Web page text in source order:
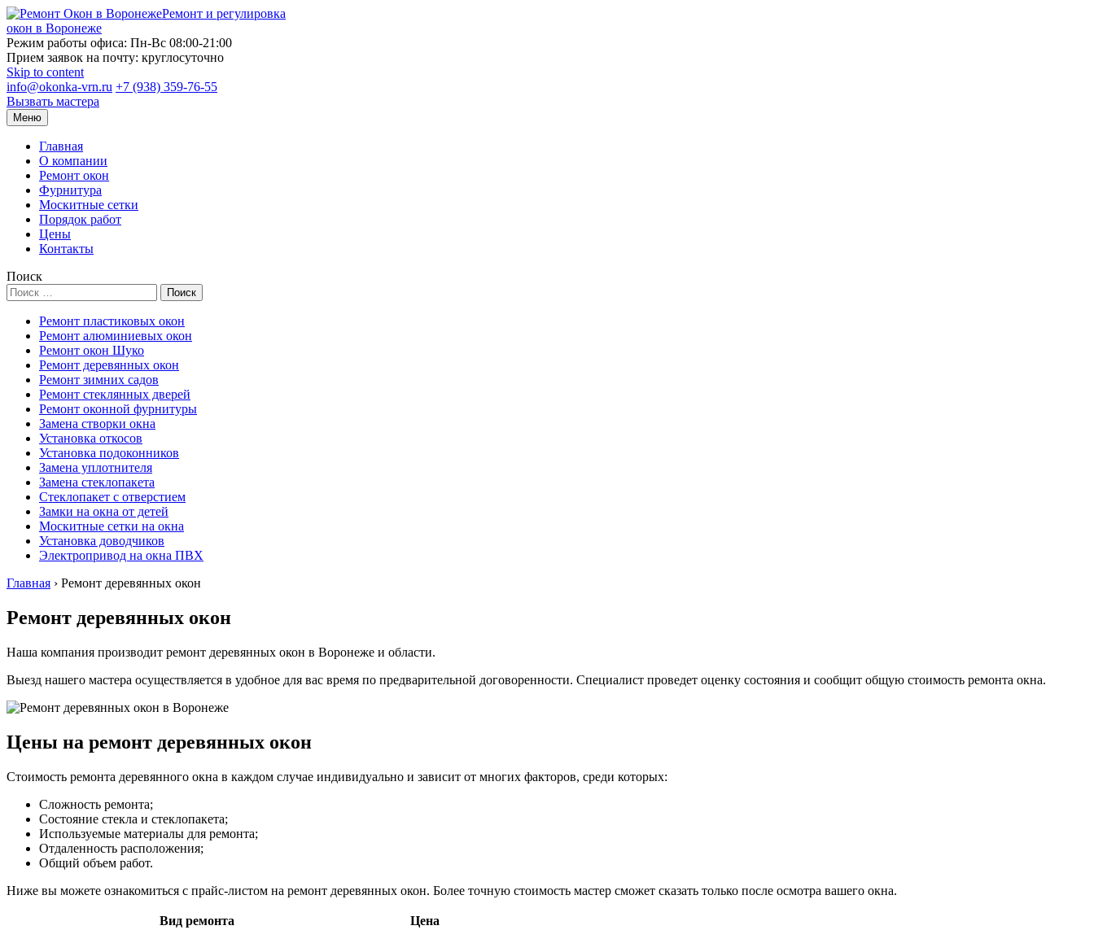
Ремонт и регулировка
окон в Воронеже
Режим работы офиса: Пн-Вс 08:00-21:00
Прием заявок на почту: круглосуточно
Skip to content
info@okonka-vrn.ru +7 (938) 359-76-55
Вызвать мастера
Меню
Главная
О компании
Ремонт окон
Фурнитура
Москитные сетки
Порядок работ
Цены
Контакты
Поиск
Поиск
Ремонт пластиковых окон
Ремонт алюминиевых окон
Ремонт окон Шуко
Ремонт деревянных окон
Ремонт зимних садов
Ремонт стеклянных дверей
Ремонт оконной фурнитуры
Замена створки окна
Установка откосов
Установка подоконников
Замена уплотнителя
Замена стеклопакета
Стеклопакет с отверстием
Замки на окна от детей
Москитные сетки на окна
Установка доводчиков
Электропривод на окна ПВХ
Главная › Ремонт деревянных окон
Ремонт деревянных окон
Наша компания производит ремонт деревянных окон в Воронеже и области.
Выезд нашего мастера осуществляется в удобное для вас время по предварительной договоренности. Специалист проведет оценку состояния и сообщит общую стоимость ремонта окна.
Цены на ремонт деревянных окон
Стоимость ремонта деревянного окна в каждом случае индивидуально и зависит от многих факторов, среди которых:
Сложность ремонта;
Состояние стекла и стеклопакета;
Используемые материалы для ремонта;
Отдаленность расположения;
Общий объем работ.
Ниже вы можете ознакомиться с прайс-листом на ремонт деревянных окон. Более точную стоимость мастер сможет сказать только после осмотра вашего окна.
Вид ремонта
Цена